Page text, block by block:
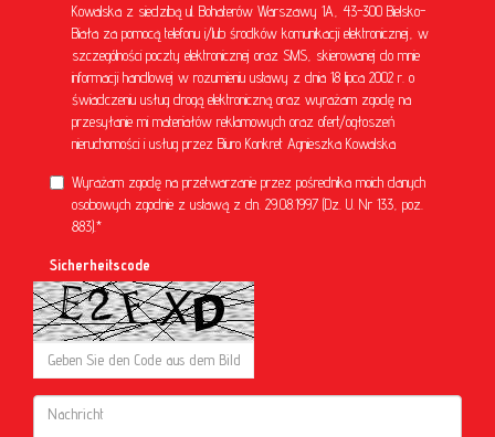
Kowalska z siedzibą ul. Bohaterów Warszawy 1A, 43-300 Bielsko-
Biała za pomocą telefonu i/lub środków komunikacji elektronicznej, w
szczególności poczty elektronicznej oraz SMS, skierowanej do mnie
informacji handlowej w rozumieniu ustawy z dnia 18 lipca 2002 r. o
świadczeniu usług drogą elektroniczną oraz wyrażam zgodę na
przesyłanie mi materiałów reklamowych oraz ofert/ogłoszeń
nieruchomości i usług przez Biuro Konkret Agnieszka Kowalska
Wyrażam zgodę na przetwarzanie przez pośrednika moich danych
osobowych zgodnie z ustawą z dn. 29.08.1997 (Dz. U. Nr 133, poz.
883).*
Sicherheitscode